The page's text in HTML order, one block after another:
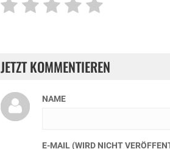
JETZT KOMMENTIEREN
NAME
E-MAIL (WIRD NICHT